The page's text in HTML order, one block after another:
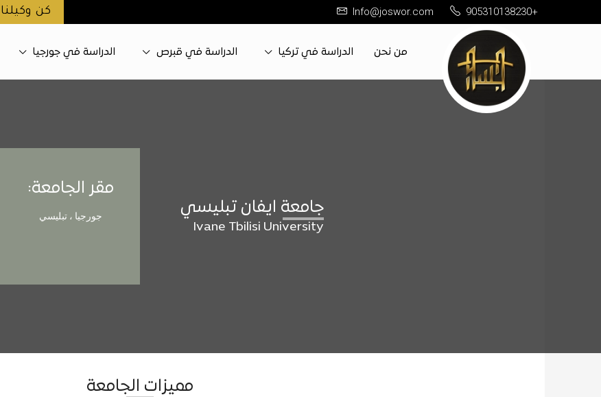
905310138230+
Info@joswor.com كن وكيلنا
من نحن الدراسة في تركيا الدراسة في قبرص الدراسة في جورجيا
جامعة ايفان تبليسي
Ivane Tbilisi University
مقر الجامعة:
جورجيا ، تبليسي
مميزات الجامعة